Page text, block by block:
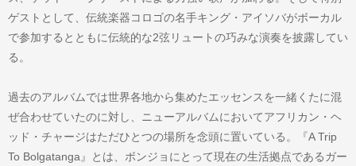
ゲストとして、伝統楽器コロゴの名手キング・アイソバがボーカル
で参加するとともに伝統的な2弦リュートの巧みな演奏を披露してい
る。
過去のアルバムでは世界各地から集めたエッセンスを一緒くたに混
ぜ合わせていたのに対し、ニューアルバムにおいてアフリカン・ヘ
ッド・チャージはただひとつの場所を念頭に置いている。『A Trip
To Bolgatanga』とは、ボンジョにとって現在の生活拠点であるガー